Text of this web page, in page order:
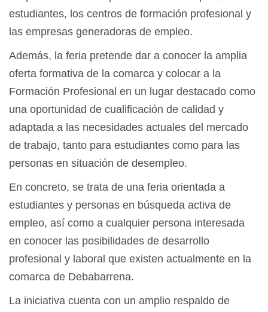
estudiantes, los centros de formación profesional y
las empresas generadoras de empleo.
Además, la feria pretende dar a conocer la amplia
oferta formativa de la comarca y colocar a la
Formación Profesional en un lugar destacado como
una oportunidad de cualificación de calidad y
adaptada a las necesidades actuales del mercado
de trabajo, tanto para estudiantes como para las
personas en situación de desempleo.
En concreto, se trata de una feria orientada a
estudiantes y personas en búsqueda activa de
empleo, así como a cualquier persona interesada
en conocer las posibilidades de desarrollo
profesional y laboral que existen actualmente en la
comarca de Debabarrena.
La iniciativa cuenta con un amplio respaldo de